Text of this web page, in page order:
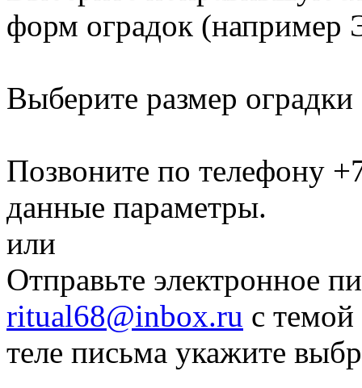
форм оградок (например
Выберите размер оградки
Позвоните по телефону
данные параметры.
или
Отправьте электронное
ritual68@inbox.ru с
теле письма укажите